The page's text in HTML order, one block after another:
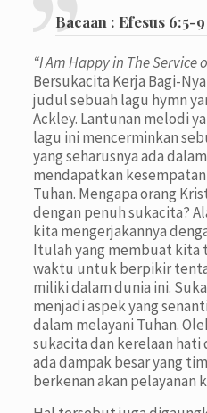
Bacaan : Efesus 6:5-9
“I Am Happy in The Service
Bersukacita Kerja Bagi-
judul sebuah lagu hymn
Ackley. Lantunan melodi
lagu ini mencerminkan
yang seharusnya ada
mendapatkan
Tuhan. Mengapa orang
dengan penuh sukacita?
kita mengerjakannya
Itulah yang membuat kita
waktu untuk berpikir
miliki dalam dunia ini.
menjadi aspek yang
dalam melayani Tuhan.
sukacita dan kerelaan hati
ada dampak besar yang
berkenan akan pelayanan